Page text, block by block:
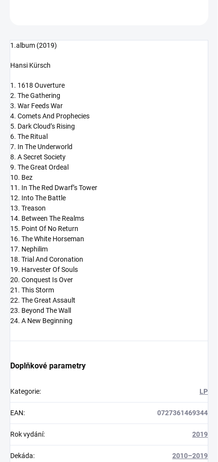
1.album (2019)
Hansi Kürsch
1. 1618 Ouverture
2. The Gathering
3. War Feeds War
4. Comets And Prophecies
5. Dark Cloud’s Rising
6. The Ritual
7. In The Underworld
8. A Secret Society
9. The Great Ordeal
10. Bez
11. In The Red Dwarf’s Tower
12. Into The Battle
13. Treason
14. Between The Realms
15. Point Of No Return
16. The White Horseman
17. Nephilim
18. Trial And Coronation
19. Harvester Of Souls
20. Conquest Is Over
21. This Storm
22. The Great Assault
23. Beyond The Wall
24. A New Beginning
Doplňkové parametry
Kategorie: LP
EAN: 0727361469344
Rok vydání: 2019
Dekáda: 2010–2019